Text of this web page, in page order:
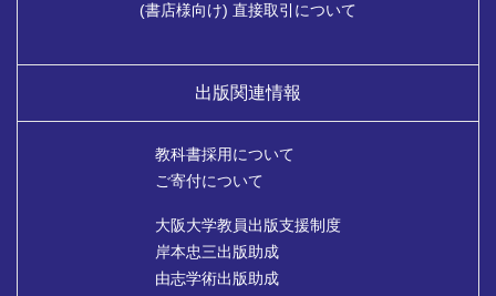
(書店様向け) 直接取引について
出版関連情報
教科書採用について
ご寄付について
大阪大学教員出版支援制度
岸本忠三出版助成
由志学術出版助成